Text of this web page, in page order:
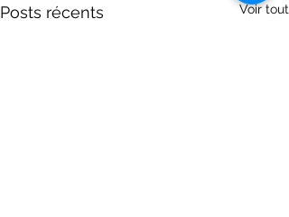
Posts récents Voir tout